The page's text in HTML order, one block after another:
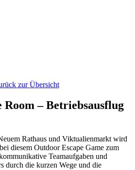
zur Übersicht
Room – Betriebsausflug
Rathaus und Viktualienmarkt wird
diesem Outdoor Escape Game zum
Teamaufgaben und
durch die kurzen Wege und die